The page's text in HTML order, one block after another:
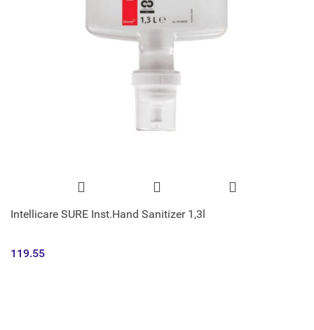
Intellicare SURE Inst.Hand Sanitizer 1,3l
119.55